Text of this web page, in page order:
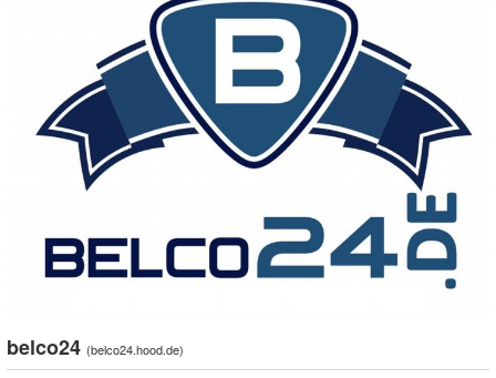
belco24 (belco24.hood.de)